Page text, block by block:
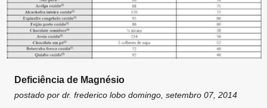
Deficiência de Magnésio
postado por dr. frederico lobo domingo, setembro 07, 2014